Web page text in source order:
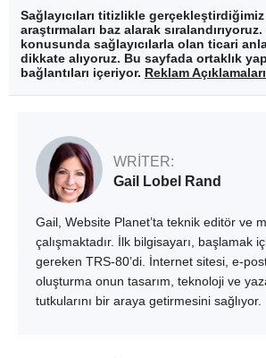
Sağlayıcıları titizlikle
araştırmaları baz alarak sıralandırıyoruz.
konusunda sağlayıcılarla olan ticari
dikkate alıyoruz. Bu sayfada ortaklık
bağlantıları içeriyor. Reklam Açıklamaları
WRITER:
Gail Lobel Rand
Gail, Website Planet’ta teknik editör ve
çalışmaktadır. İlk bilgisayarı, başlamak
gereken TRS-80’di. İnternet sitesi, e-
oluşturma onun tasarım, teknoloji ve
tutkularını bir araya getirmesini sağlıyor.